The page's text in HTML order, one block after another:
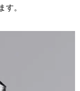
。